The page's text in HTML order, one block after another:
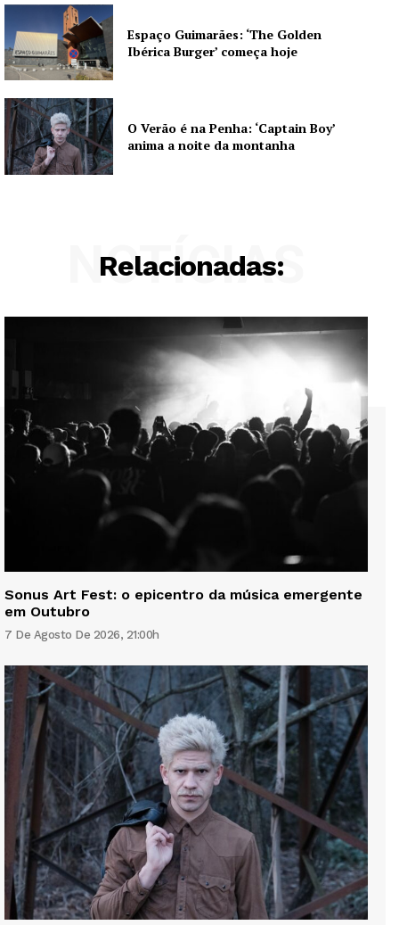
Espaço Guimarães: ‘The Golden
Ibérica Burger’ começa hoje
O Verão é na Penha: ‘Captain Boy’
anima a noite da montanha
Relacionadas:
NOTÍCIAS
Sonus Art Fest: o epicentro da música emergente
em Outubro
7 De Agosto De 2026, 21:00h